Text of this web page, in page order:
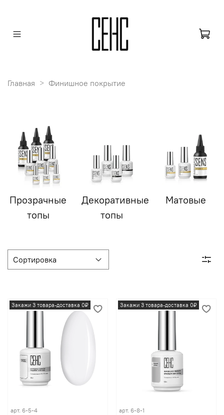
Главная Финишное покрытие
Прозрачные
топы
Декоративные
топы
Матовые
Закажи 3 товара-доставка 0₽
арт. 6-5-4
Закажи 3 товара-доставка 0₽
арт. 6-8-1